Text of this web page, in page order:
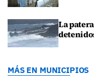
La
MÁS EN MUNICIPIOS